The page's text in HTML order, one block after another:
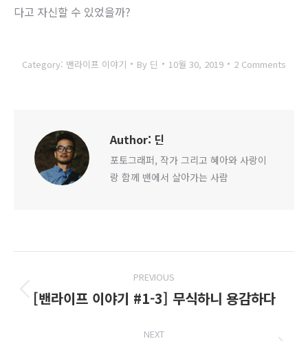
다고 자신할 수 있었을까?
Category: 밴라이프 이야기 By 딘 10월 30, 2019 2 Comments
Author: 딘
포토그래퍼, 작가 그리고 혜아와 사랑이
랑 함께 밴에서 살아가는 사람
navigation
PREVIOUS
Previous
[밴라이프 이야기 #1-3] 무식하니 용감하다
NEXT